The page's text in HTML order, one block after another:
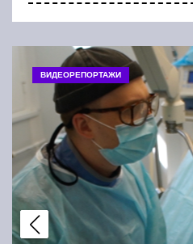
В
идеальном
В
отключили
записали
Долги,
приставы
ВИДЕОРЕПОРТАЖИ